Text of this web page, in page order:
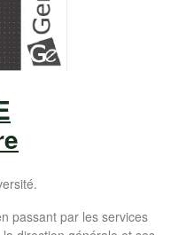
passant par les services